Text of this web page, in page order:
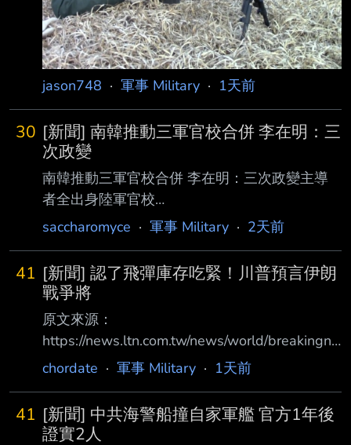
用，可能要轉為廢彈處理。 心得感想： 原文為
聯合報付費報導，只能擷取引文做討論 內文提
到 「美軍M4A1步槍在台灣出現水土不服問題，
美援槍枝送抵台灣時，包裝在塑膠袋裡，沒有
按規定油
jason748 · 軍事 Military · 1天前
30 [新聞] 南韓推動三軍官校合併 李在明：三
次政變
南韓推動三軍官校合併 李在明：三次政變主導
者全出身陸軍官校
https://udn.com/news/story/6809/9674578 南
彈。南韓總統李在明5日敦促加快推動 之餘，也
直接點名陸軍，表示：「3次政變的核心人物都
是陸軍官校出身，卻從未有人被 追究責任。」
南韓陸海空三軍目前各自設有官校。南韓中央日
報報導，政府7月16日公布基本計畫，將 在大田
設立四年制「國軍士官學校」。李在明5日在外
交、國安部門工作報告會議上詢問 國防部長安
圭佰：「軍事政變一共發生
saccharomyce · 軍事 Military · 2天前
41 [新聞] 認了飛彈庫存吃緊！川普預言伊朗
戰爭將
原文來源：
https://news.ltn.com.tw/news/world/breakingne
ws/5531463 原文摘要： 認了飛彈庫存吃緊！
總統川普6日向媒體表示，他相信與伊朗的戰爭
「很快就會結束」，坦承美軍目前在 部分武器
chordate · 軍事 Military · 1天前
41 [新聞] 中共海警船撞自家軍艦 官方1年後
證實2人